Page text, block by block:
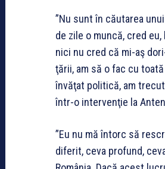
”Nu sunt în căutarea
de zile o muncă, cred
nici nu cred că mi-aş
ţării, am să o fac cu
învăţat politică, am
într-o intervenţie la
”Eu nu mă întorc să
diferit, ceva profund,